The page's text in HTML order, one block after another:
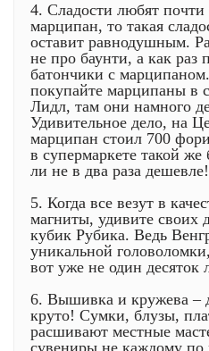
4. Сладости любят почти
марципан, то такая
оставит равнодушным.
не про баунти, а как раз
батончики с
покупайте марципаны в
Лидл, там они намного
Удивительное дело, на
марципан стоил 700
в супермаркете такой же
ли не в два раза дешевле!
5. Когда все везут в
магниты, удивите своих
кубик Рубика. Ведь
уникальной
вот уже не один десяток
6. Вышивка и кружева –
круто! Сумки, блузы,
расшивают местные